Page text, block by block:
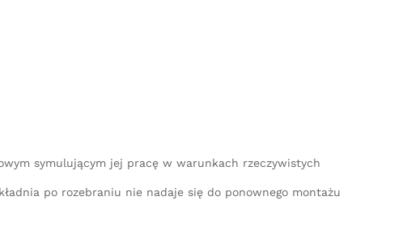
symulującym jej pracę w warunkach rzeczywistych
po rozebraniu nie nadaje się do ponownego montażu